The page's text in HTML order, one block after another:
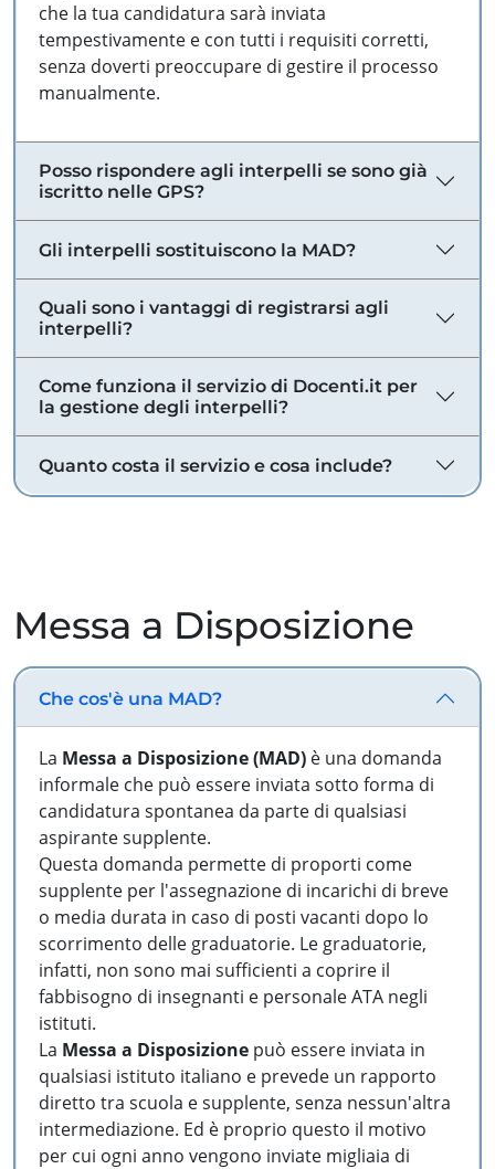
che la tua candidatura sarà inviata
tempestivamente e con tutti i requisiti corretti,
senza doverti preoccupare di gestire il processo
manualmente.
Posso rispondere agli interpelli se sono già
iscritto nelle GPS?
Gli interpelli sostituiscono la MAD?
Quali sono i vantaggi di registrarsi agli
interpelli?
Come funziona il servizio di Docenti.it per
la gestione degli interpelli?
Quanto costa il servizio e cosa include?
Messa a Disposizione
Che cos'è una MAD?
La Messa a Disposizione (MAD) è una domanda
informale che può essere inviata sotto forma di
candidatura spontanea da parte di qualsiasi
aspirante supplente.
Questa domanda permette di proporti come
supplente per l'assegnazione di incarichi di breve
o media durata in caso di posti vacanti dopo lo
scorrimento delle graduatorie. Le graduatorie,
infatti, non sono mai sufficienti a coprire il
fabbisogno di insegnanti e personale ATA negli
istituti.
La Messa a Disposizione può essere inviata in
qualsiasi istituto italiano e prevede un rapporto
diretto tra scuola e supplente, senza nessun'altra
intermediazione. Ed è proprio questo il motivo
per cui ogni anno vengono inviate migliaia di